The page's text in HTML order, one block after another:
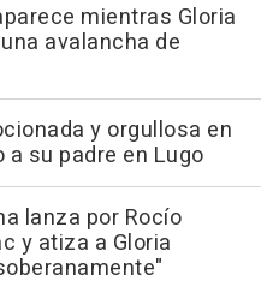
mientras Gloria
avalancha de
y orgullosa en
su padre en Lugo
lanza por Rocío
y atiza a Gloria